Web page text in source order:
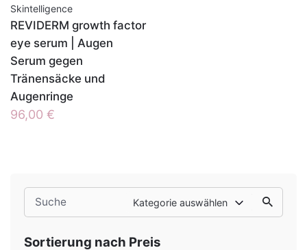
Search
for
Kategorie auswählen
Sortierung nach Preis
Skintelligence
REVIDERM growth factor
eye serum | Augen
Serum gegen
Tränensäcke und
Augenringe
96,00 €